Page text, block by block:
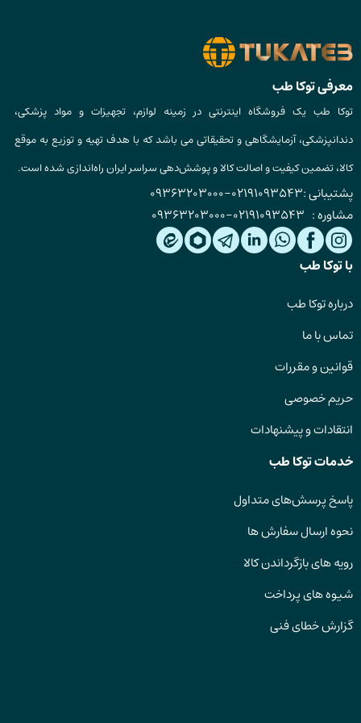
معرفی توکا طب
توکا طب یک فروشگاه اینترنتی در زمینه لوازم، تجهیزات و مواد پزشکی،
دندانپزشکی، آزمایشگاهی و تحقیقاتی می باشد که با هدف تهیه و توزیع به موقع
کالا، تضمین کیفیت و اصالت کالا و پوشش‌دهی سراسر ایران راه‌اندازی شده است.
پشتیبانی :02191093543
-
09363203000
مشاوره : 02191093543
-
09363203000
با توکا طب
درباره توکا طب
تماس با ما
قوانین و مقررات
حریم خصوصی
انتقادات و پیشنهادات
خدمات توکا طب
پاسخ پرسش‌های متداول
نحوه ارسال سفارش ها
رویه های بازگرداندن کالا
شیوه های پرداخت
گزارش خطای فنی